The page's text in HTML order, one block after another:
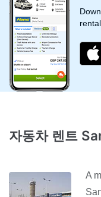
자동차 렌트
A